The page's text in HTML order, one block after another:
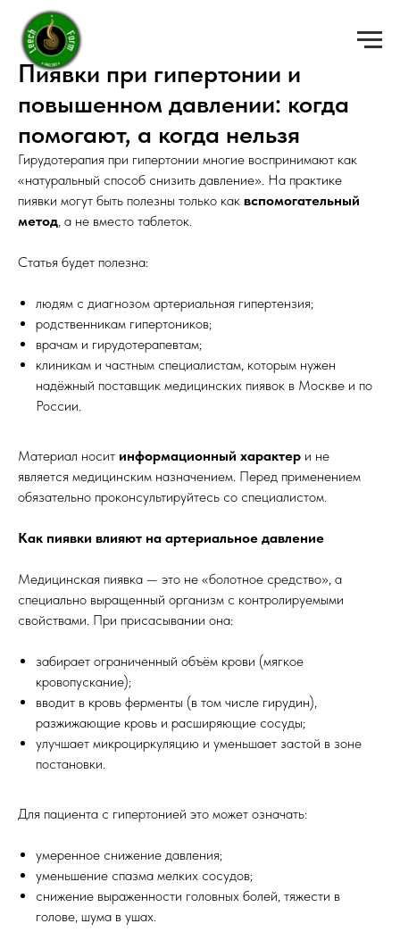
Пиявки при гипертонии и
повышенном давлении: когда
помогают, а когда нельзя
Гирудотерапия при гипертонии многие воспринимают как
«натуральный способ снизить давление». На практике
пиявки могут быть полезны только как вспомогательный
метод, а не вместо таблеток.
Статья будет полезна:
людям с диагнозом артериальная гипертензия;
родственникам гипертоников;
врачам и гирудотерапевтам;
клиникам и частным специалистам, которым нужен
надёжный поставщик медицинских пиявок в Москве и по
России.
Материал носит информационный характер и не
является медицинским назначением. Перед применением
обязательно проконсультируйтесь со специалистом.
Как пиявки влияют на артериальное давление
Медицинская пиявка — это не «болотное средство», а
специально выращенный организм с контролируемыми
свойствами. При присасывании она:
забирает ограниченный объём крови (мягкое
кровопускание);
вводит в кровь ферменты (в том числе гирудин),
разжижающие кровь и расширяющие сосуды;
улучшает микроциркуляцию и уменьшает застой в зоне
постановки.
Для пациента с гипертонией это может означать:
умеренное снижение давления;
уменьшение спазма мелких сосудов;
снижение выраженности головных болей, тяжести в
голове, шума в ушах.